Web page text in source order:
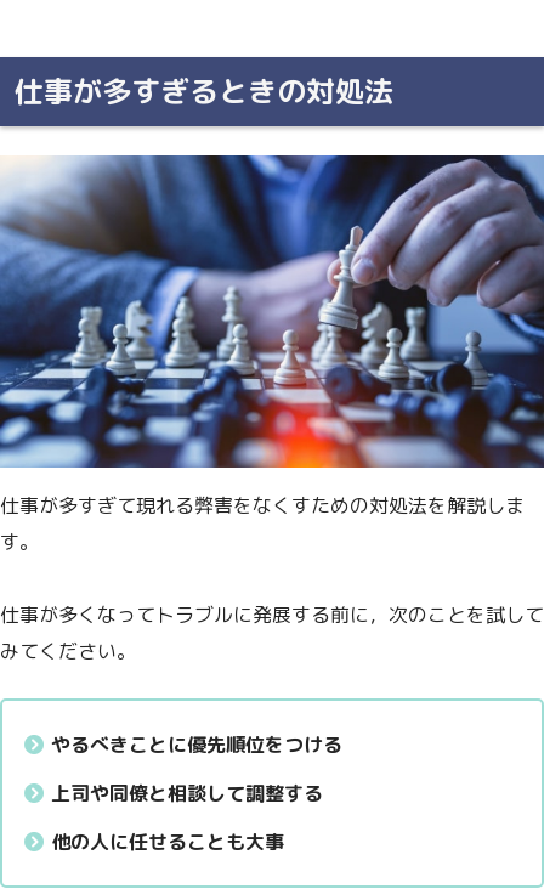
仕事が多すぎるときの対処法
仕事が多すぎて現れる弊害をなくすための対処法を解説しま
す。
仕事が多くなってトラブルに発展する前に，次のことを試して
みてください。
やるべきことに優先順位をつける
上司や同僚と相談して調整する
他の人に任せることも大事